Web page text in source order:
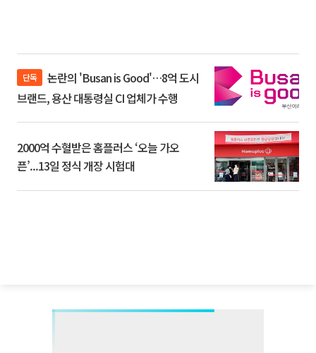
단독
브랜드, 용산 대통령실 CI 업체가 수행
2000억 수혈받은 홈플러스 ‘오늘 가오
픈’...13일 정식 개장 시험대